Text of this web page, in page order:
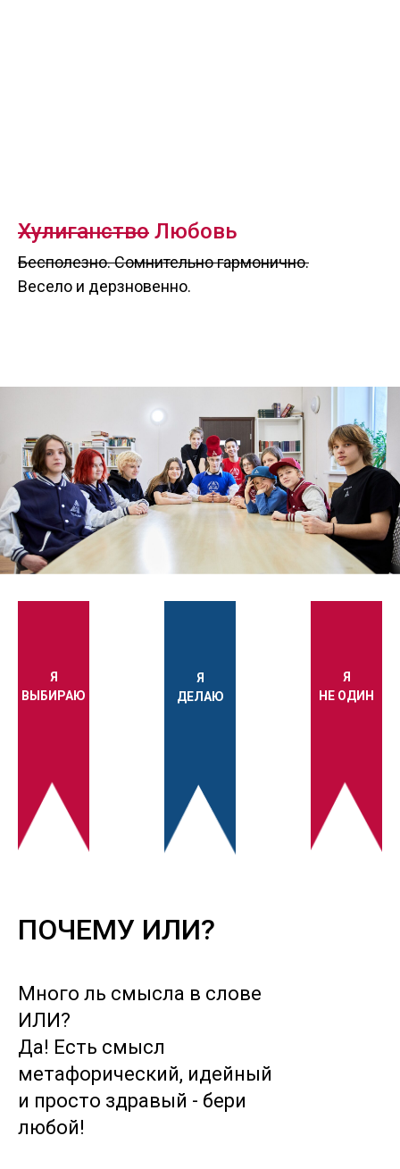
Бесполезно. Сомнительно гармонично.
Весело и дерзновенно.
Хулиганство Любовь
Я
ДЕЛАЮ
Я
ВЫБИРАЮ
Я
НЕ ОДИН
Много ль смысла в слове
ИЛИ?
Да! Есть смысл
метафорический, идейный
и просто здравый - бери
любой!
ПОЧЕМУ ИЛИ?